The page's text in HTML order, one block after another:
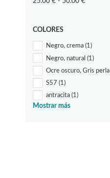
COLORES
Negro, crema (1)
Negro, natural (1)
Ocre oscuro, Gris perla
S57 (1)
antracita (1)
blanco(56)
Mostrar más